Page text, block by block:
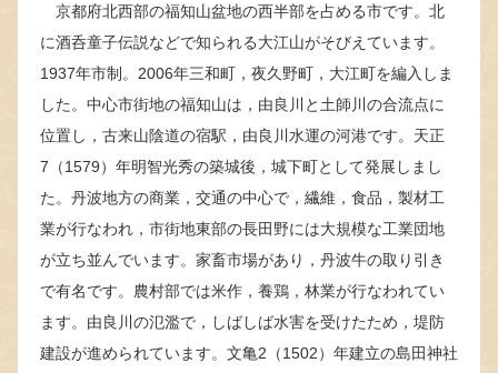
京都府北西部の福知山盆地の西半部を占める市です。北
に酒呑童子伝説などで知られる大江山がそびえています。
1937年市制。2006年三和町，夜久野町，大江町を編入しま
した。中心市街地の福知山は，由良川と土師川の合流点に
位置し，古来山陰道の宿駅，由良川水運の河港です。天正
7（1579）年明智光秀の築城後，城下町として発展しまし
た。丹波地方の商業，交通の中心で，繊維，食品，製材工
業が行なわれ，市街地東部の長田野には大規模な工業団地
が立ち並んでいます。家畜市場があり，丹波牛の取り引き
で有名です。農村部では米作，養鶏，林業が行なわれてい
ます。由良川の氾濫で，しばしば水害を受けたため，堤防
建設が進められています。文亀2（1502）年建立の島田神社